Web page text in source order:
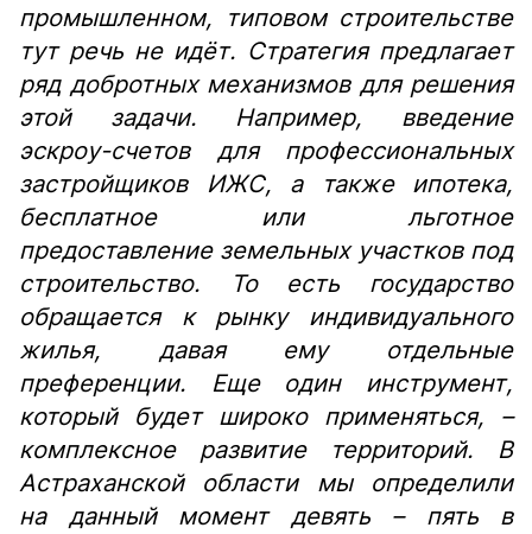
промышленном, типовом строительстве
тут речь не идёт. Стратегия предлагает
ряд добротных механизмов для решения
этой задачи. Например, введение
эскроу-счетов для профессиональных
застройщиков ИЖС, а также ипотека,
бесплатное или льготное
предоставление земельных участков под
строительство. То есть государство
обращается к рынку индивидуального
жилья, давая ему отдельные
преференции. Еще один инструмент,
который будет широко применяться, –
комплексное развитие территорий. В
Астраханской области мы определили
на данный момент девять – пять в